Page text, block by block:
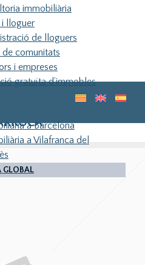
habitatge
immobiliària
i lloguer
de lloguers
de comunitats
i empreses
gratuïta d’immobles
a Barcelona
a Vilafranca del
GLOBAL